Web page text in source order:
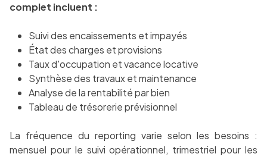
complet incluent :
Suivi des encaissements et impayés
État des charges et provisions
Taux d'occupation et vacance locative
Synthèse des travaux et maintenance
Analyse de la rentabilité par bien
Tableau de trésorerie prévisionnel
La fréquence du reporting varie selon les besoins :
mensuel pour le suivi opérationnel, trimestriel pour les